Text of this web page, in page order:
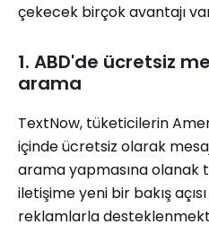
çekecek birçok avantajı
1. ABD'de ücretsiz
arama
TextNow, tüketicilerin
içinde ücretsiz olarak
arama yapmasına olanak
iletişime yeni bir bakış
reklamlarla